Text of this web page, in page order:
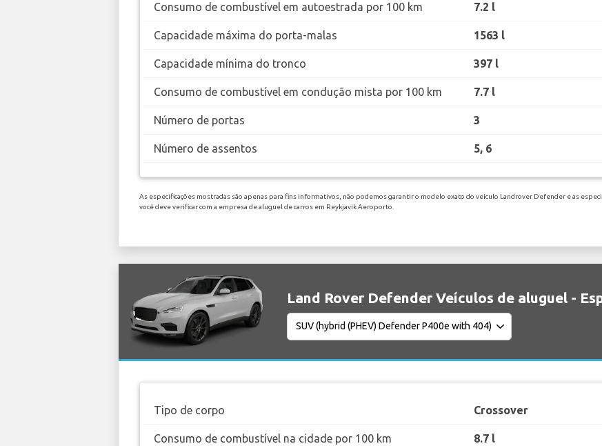
Consumo de combustível em autoestrada por 100 km 7.2 l
Capacidade máxima do porta-malas 1563 l
Capacidade mínima do tronco 397 l
Consumo de combustível em condução mista por 100 km 7.7 l
Número de portas 3
Número de assentos 5, 6
As especificações mostradas são apenas para fins informativos, não podemos garantir o modelo exato do veículo Landrover Defender e as
você deve verificar com a empresa de aluguel de carros em Reykjavik Aeroporto.
Land Rover Defender Veículos de aluguel -
Tipo de corpo Crossover
Consumo de combustível na cidade por 100 km 8.7 l